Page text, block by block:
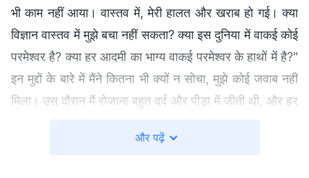
भी काम नहीं आया। वास्तव में, मेरी हालत और खराब हो गई। क्या
विज्ञान वास्तव में मुझे बचा नहीं सकता? क्या इस दुनिया में वाकई कोई
परमेश्वर है? क्या हर आदमी का भाग्य वाकई परमेश्वर के हाथों में है?"
इन मुद्दों के बारे में मैंने कितना भी क्यों न सोचा, मुझे कोई जवाब नहीं
मिला। उस दौरान मैं रोजाना बहुत दर्द और पीड़ा में जीती थी, और हर
आँसुओं में डूब जाती। मुझे लगा कि मैं अपने परिवार को बहुत ज्यादा
और पढ़ें